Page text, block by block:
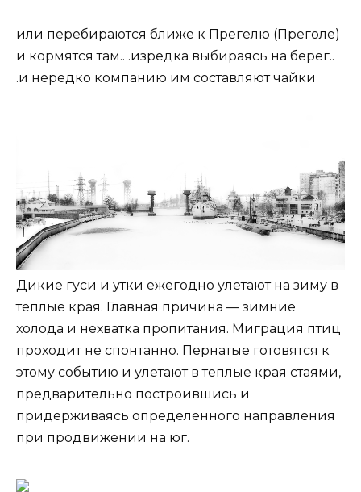
или перебираются ближе к Прегелю (Преголе)
и кормятся там.. .изредка выбираясь на берег..
.и нередко компанию им составляют чайки
Дикие гуси и утки ежегодно улетают на зиму в
теплые края. Главная причина — зимние
холода и нехватка пропитания. Миграция птиц
проходит не спонтанно. Пернатые готовятся к
этому событию и улетают в теплые края стаями,
предварительно построившись и
придерживаясь определенного направления
при продвижении на юг.